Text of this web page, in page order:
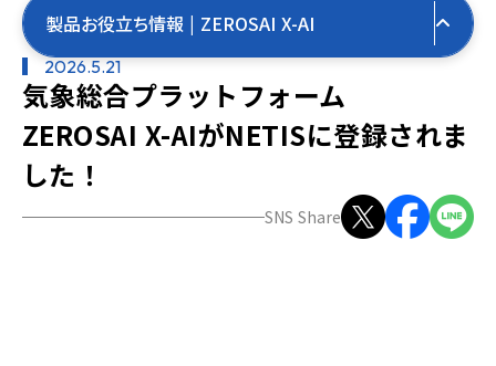
製品お役立ち情報 | ZEROSAI X-AI
すべての最新情報
製品お役立ち情報
すべて
気象お役立ち情報
2026.5.21
気象総合プラットフォーム
ZEROSAI X-AIがNETISに登録されま
した！
SNS Share